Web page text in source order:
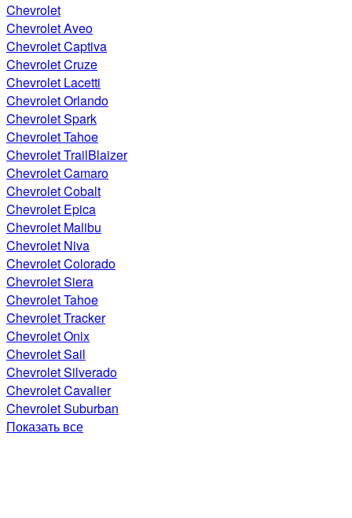
Chevrolet
Chevrolet Aveo
Chevrolet Captiva
Chevrolet Cruze
Chevrolet Lacetti
Chevrolet Orlando
Chevrolet Spark
Chevrolet Tahoe
Chevrolet TrailBlaizer
Chevrolet Camaro
Chevrolet Cobalt
Chevrolet Epica
Chevrolet Malibu
Chevrolet Niva
Chevrolet Colorado
Chevrolet Siera
Chevrolet Tahoe
Chevrolet Tracker
Chevrolet Onix
Chevrolet Sail
Chevrolet Silverado
Chevrolet Cavalier
Chevrolet Suburban
Показать все